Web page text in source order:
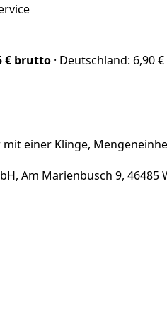
€ brutto · Deutschland: 6,90 €
einer Klinge,
Am Marienbusch 9, 46485